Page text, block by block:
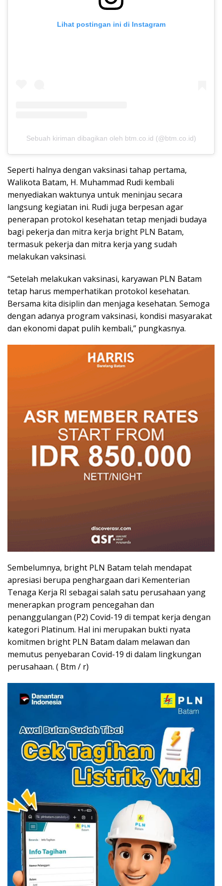
Lihat postingan ini di Instagram
Sebuah kiriman dibagikan oleh btm.co.id (@btm.co.id)
Seperti halnya dengan vaksinasi tahap pertama,
Walikota Batam, H. Muhammad Rudi kembali
menyediakan waktunya untuk meninjau secara
langsung kegiatan ini. Rudi juga berpesan agar
penerapan protokol kesehatan tetap menjadi budaya
bagi pekerja dan mitra kerja bright PLN Batam,
termasuk pekerja dan mitra kerja yang sudah
melakukan vaksinasi.
“Setelah melakukan vaksinasi, karyawan PLN Batam
tetap harus memperhatikan protokol kesehatan.
Bersama kita disiplin dan menjaga kesehatan. Semoga
dengan adanya program vaksinasi, kondisi masyarakat
dan ekonomi dapat pulih kembali,” pungkasnya.
Sembelumnya, bright PLN Batam telah mendapat
apresiasi berupa penghargaan dari Kementerian
Tenaga Kerja RI sebagai salah satu perusahaan yang
menerapkan program pencegahan dan
penanggulangan (P2) Covid-19 di tempat kerja dengan
kategori Platinum. Hal ini merupakan bukti nyata
komitmen bright PLN Batam dalam melawan dan
memutus penyebaran Covid-19 di dalam lingkungan
perusahaan. ( Btm / r)